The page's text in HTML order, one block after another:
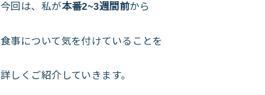
今回は、私が本番2~3週間前から
食事について気を付けていることを
詳しくご紹介していきます。